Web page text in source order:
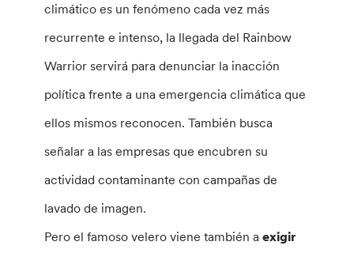
climático es un fenómeno cada vez más
recurrente e intenso, la llegada del Rainbow
Warrior servirá para denunciar la inacción
política frente a una emergencia climática que
ellos mismos reconocen. También busca
señalar a las empresas que encubren su
actividad contaminante con campañas de
lavado de imagen.
Pero el famoso velero viene también a exigir